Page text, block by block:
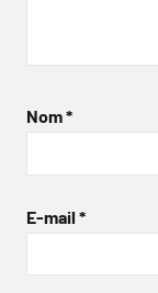
Nom*
E-mail *